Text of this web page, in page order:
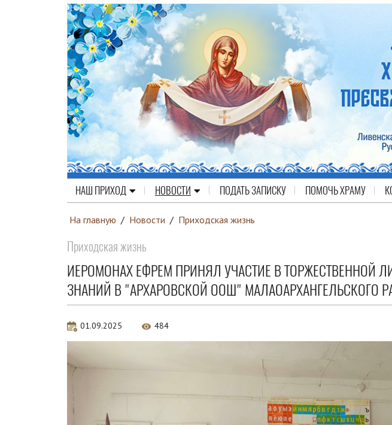
НАШ ПРИХОД НОВОСТИ ПОДАТЬ ЗАПИСКУ ПОМОЧЬ ХРАМУ
На главную / Новости / Приходская жизнь
Приходская жизнь
ИЕРОМОНАХ ЕФРЕМ ПРИНЯЛ УЧАСТИЕ В ТОРЖЕСТВЕННОЙ
ЗНАНИЙ В "АРХАРОВСКОЙ ООШ" МАЛАОАРХАНГЕЛЬСКОГО
01.09.2025 484